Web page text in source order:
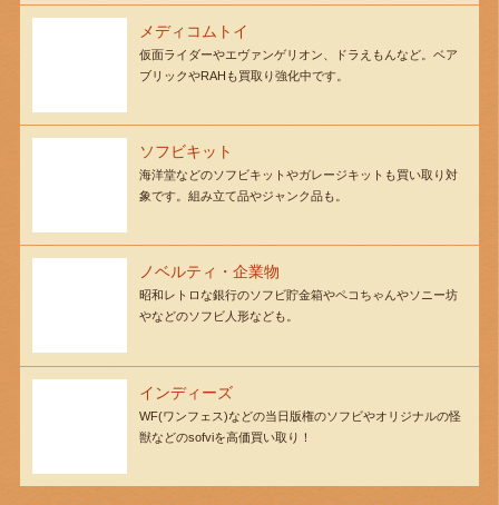
メディコムトイ
仮面ライダーやエヴァンゲリオン、ドラえもんなど。ベア
ブリックやRAHも買取り強化中です。
ソフビキット
海洋堂などのソフビキットやガレージキットも買い取り対
象です。組み立て品やジャンク品も。
ノベルティ・企業物
昭和レトロな銀行のソフビ貯金箱やペコちゃんやソニー坊
やなどのソフビ人形なども。
インディーズ
WF(ワンフェス)などの当日版権のソフビやオリジナルの怪
獣などのsofviを高価買い取り！